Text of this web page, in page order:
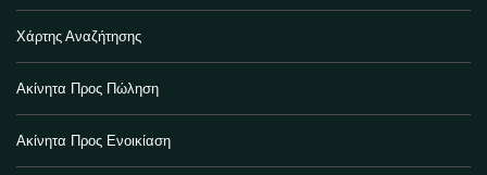
Χάρτης Αναζήτησης
Ακίνητα Προς Πώληση
Ακίνητα Προς Ενοικίαση